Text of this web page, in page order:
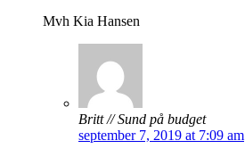
Mvh Kia Hansen
Britt // Sund på budget
september 7, 2019 at 7:09 am